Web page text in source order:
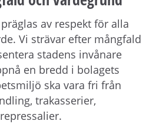
av respekt för alla
Vi strävar efter mångfald
stadens invånare
en bredd i bolagets
ska vara fri från
trakasserier,